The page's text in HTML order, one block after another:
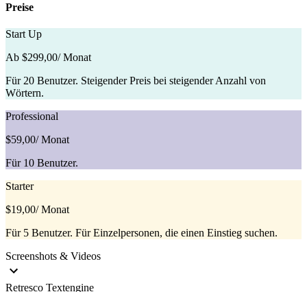
Preise
Start Up
Ab $299,00/ Monat
Für 20 Benutzer. Steigender Preis bei steigender Anzahl von
Wörtern.
Professional
$59,00/ Monat
Für 10 Benutzer.
Starter
$19,00/ Monat
Für 5 Benutzer. Für Einzelpersonen, die einen Einstieg suchen.
Screenshots & Videos
Retresco Textengine